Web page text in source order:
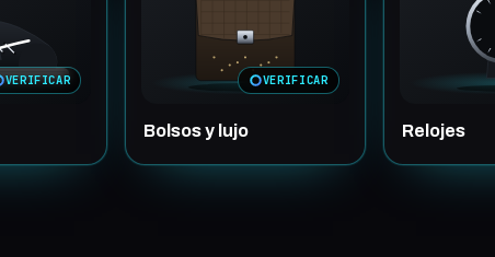
VERIFICAR VERIFICAR
Bolsos y lujo Relojes